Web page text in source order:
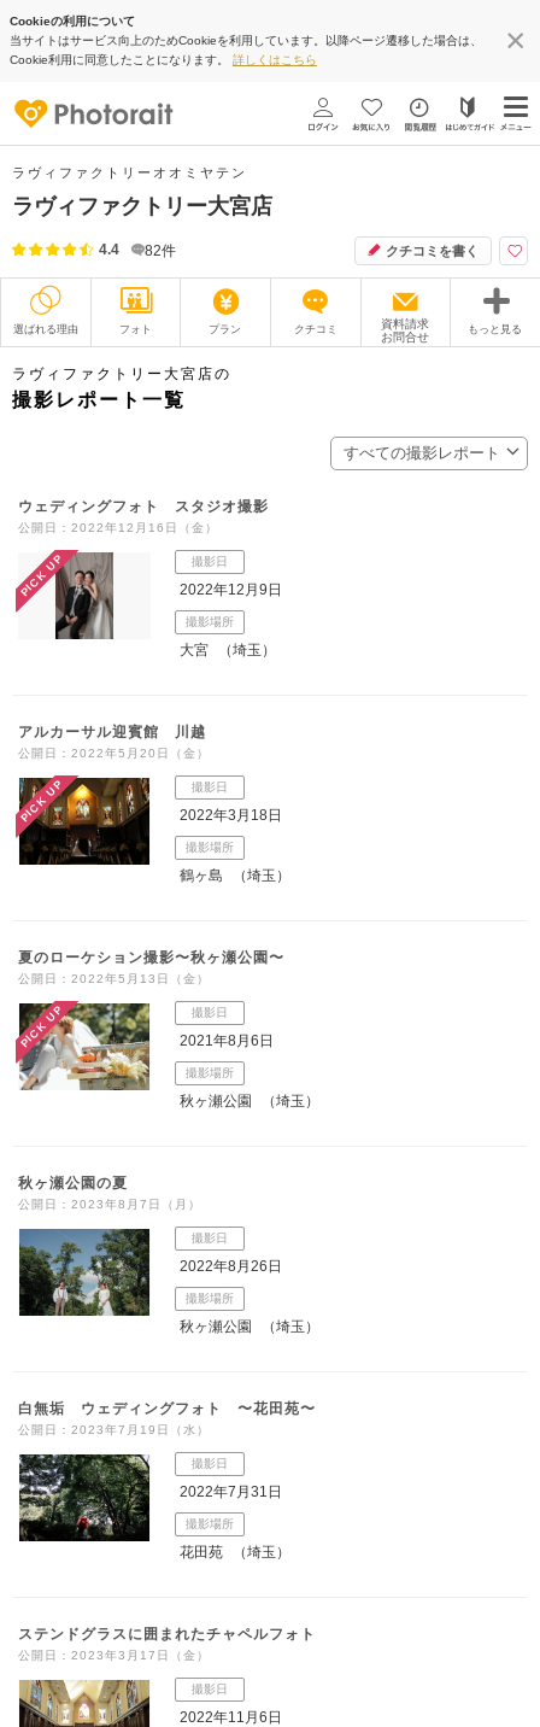
Cookieの利用について
当サイトはサービス向上のためCookieを利用しています。以降ページ遷移した場合は、
Cookie利用に同意したことになります。 詳しくはこちら
ラヴィファクトリーオオミヤテン
ラヴィファクトリー大宮店
4.4 82件 クチコミを書く
選ばれる理由 フォト プラン クチコミ
資料請求
お問合せ
もっと見る
撮影レポート
ブログ
アクセス/TEL
こだわりポイント
撮影前の打ち合わせ
豊富な色打掛・着物 スタジオでの撮影
豊富な白無垢
豊富なドレス
マタニティフォト
エンゲージフォト
ラヴィファクトリー大宮店の
撮影レポート一覧
すべての撮影レポート
ウェディングフォト スタジオ撮影
公開日：2022年12月16日（金）
PICK UP 撮影日
2022年12月9日
撮影場所
大宮 （埼玉）
アルカーサル迎賓館 川越
公開日：2022年5月20日（金）
PICK UP 撮影日
2022年3月18日
撮影場所
鶴ヶ島 （埼玉）
夏のローケション撮影〜秋ヶ瀬公園〜
公開日：2022年5月13日（金）
PICK UP 撮影日
2021年8月6日
撮影場所
秋ヶ瀬公園 （埼玉）
秋ヶ瀬公園の夏
公開日：2023年8月7日（月）
撮影日
2022年8月26日
撮影場所
秋ヶ瀬公園 （埼玉）
白無垢 ウェディングフォト 〜花田苑〜
公開日：2023年7月19日（水）
撮影日
2022年7月31日
撮影場所
花田苑 （埼玉）
ステンドグラスに囲まれたチャペルフォト
公開日：2023年3月17日（金）
撮影日
2022年11月6日